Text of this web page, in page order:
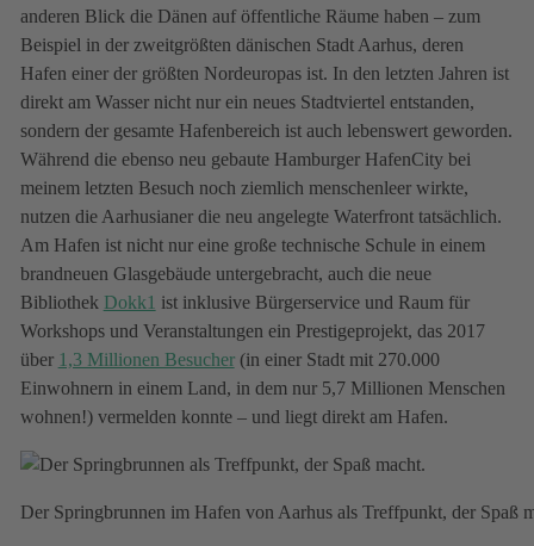
anderen Blick die Dänen auf öffentliche Räume haben – zum
Beispiel in der zweitgrößten dänischen Stadt Aarhus, deren
Hafen einer der größten Nordeuropas ist. In den letzten Jahren ist
direkt am Wasser nicht nur ein neues Stadtviertel entstanden,
sondern der gesamte Hafenbereich ist auch lebenswert geworden.
Während die ebenso neu gebaute Hamburger HafenCity bei
meinem letzten Besuch noch ziemlich menschenleer wirkte,
nutzen die Aarhusianer die neu angelegte Waterfront tatsächlich.
Am Hafen ist nicht nur eine große technische Schule in einem
brandneuen Glasgebäude untergebracht, auch die neue
Bibliothek Dokk1 ist inklusive Bürgerservice und Raum für
Workshops und Veranstaltungen ein Prestigeprojekt, das 2017
über 1,3 Millionen Besucher(in einer Stadt mit 270.000
Einwohnern in einem Land, in dem nur 5,7 Millionen Menschen
wohnen!) vermelden konnte – und liegt direkt am Hafen.
Der Springbrunnen im Hafen von Aarhus als Treffpunkt, der Spaß